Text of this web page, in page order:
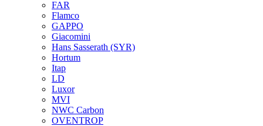
FAR
Flamco
GAPPO
Giacomini
Hans Sasserath (SYR)
Hortum
Itap
LD
Luxor
MVI
NWC Carbon
OVENTROP